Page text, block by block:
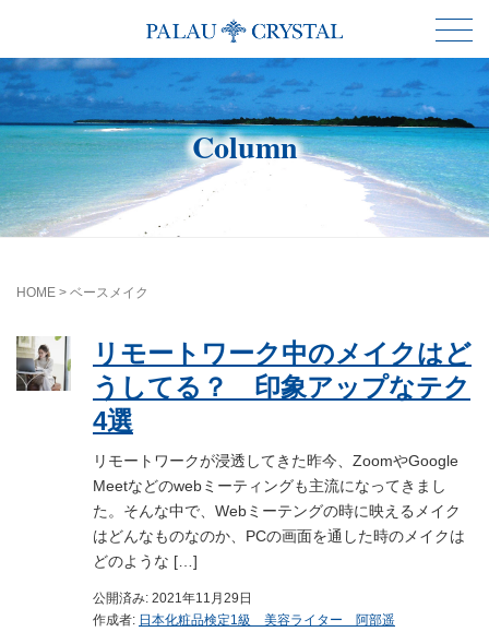
Column
HOME > ベースメイク
リモートワーク中のメイクはど
うしてる？ 印象アップなテク
4選
リモートワークが浸透してきた昨今、ZoomやGoogle
Meetなどのwebミーティングも主流になってきまし
た。そんな中で、Webミーテングの時に映えるメイク
はどんなものなのか、PCの画面を通した時のメイクは
どのような […]
公開済み: 2021年11月29日
作成者: 日本化粧品検定1級 美容ライター 阿部遥